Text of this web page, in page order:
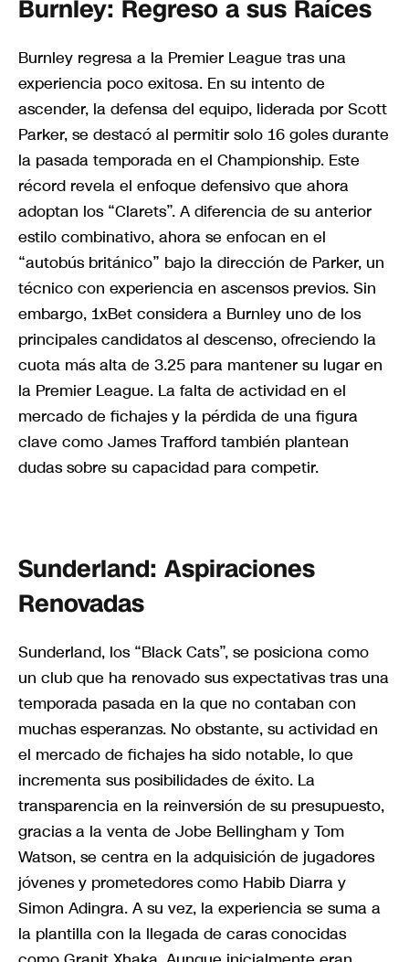
Burnley: Regreso a sus Raíces
Burnley regresa a la Premier League tras una
experiencia poco exitosa. En su intento de
ascender, la defensa del equipo, liderada por Scott
Parker, se destacó al permitir solo 16 goles durante
la pasada temporada en el Championship. Este
récord revela el enfoque defensivo que ahora
adoptan los “Clarets”. A diferencia de su anterior
estilo combinativo, ahora se enfocan en el
“autobús británico” bajo la dirección de Parker, un
técnico con experiencia en ascensos previos. Sin
embargo, 1xBet considera a Burnley uno de los
principales candidatos al descenso, ofreciendo la
cuota más alta de 3.25 para mantener su lugar en
la Premier League. La falta de actividad en el
mercado de fichajes y la pérdida de una figura
clave como James Trafford también plantean
dudas sobre su capacidad para competir.
Sunderland: Aspiraciones
Renovadas
Sunderland, los “Black Cats”, se posiciona como
un club que ha renovado sus expectativas tras una
temporada pasada en la que no contaban con
muchas esperanzas. No obstante, su actividad en
el mercado de fichajes ha sido notable, lo que
incrementa sus posibilidades de éxito. La
transparencia en la reinversión de su presupuesto,
gracias a la venta de Jobe Bellingham y Tom
Watson, se centra en la adquisición de jugadores
jóvenes y prometedores como Habib Diarra y
Simon Adingra. A su vez, la experiencia se suma a
la plantilla con la llegada de caras conocidas